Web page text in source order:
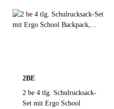
2BE
2 be 4 tlg. Schulrucksack-
Set mit Ergo School